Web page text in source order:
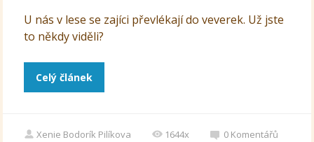
U nás v lese se zajíci převlékají do veverek. Už jste
to někdy viděli?
Celý článek
Xenie Bodorík Pilíkova 1644x 0 Komentářů